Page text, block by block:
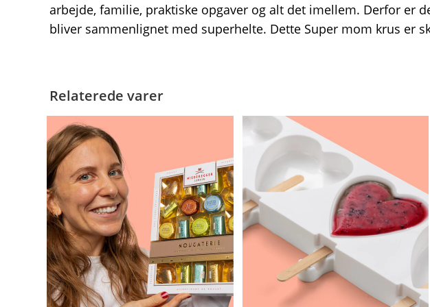
arbejde, familie, praktiske opgaver og alt det imellem. Derfor er
bliver sammenlignet med superhelte. Dette Super mom krus er
Relaterede varer